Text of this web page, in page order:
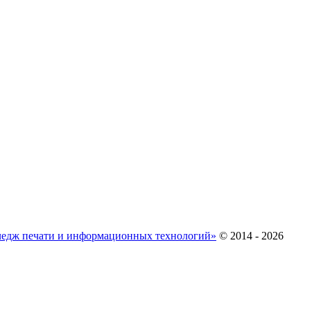
печати и информационных технологий» © 2014 - 2026